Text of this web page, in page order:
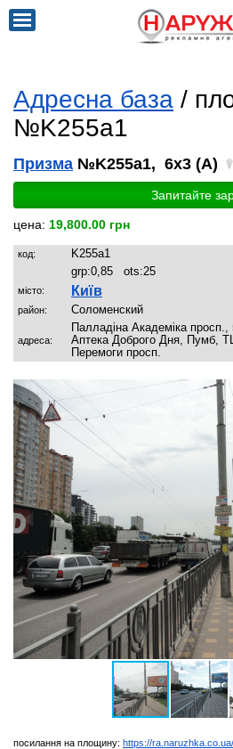
Адресна база /
№K255a1
Призма №K255a1, 6x3 (A)
Запитайте
цена: 19,800.00 грн
код:
K255a1
grp:0,85 ots:25
місто: Київ
район: Соломенский
адреса:
Палладіна Академіка
Аптека Доброго Дня, Пумб,
Перемоги просп.
посилання на площину: https://